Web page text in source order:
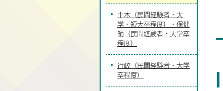
土木（民間経験者・大
学・短大卒程度）・保健
師（民間経験者・大学卒
程度）
行政（民間経験者・大学
卒程度）